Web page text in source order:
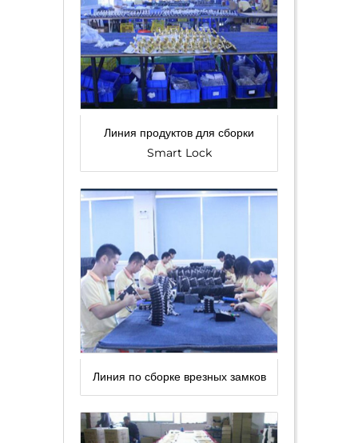
Линия продуктов для сборки
Smart Lock
Линия по сборке врезных замков